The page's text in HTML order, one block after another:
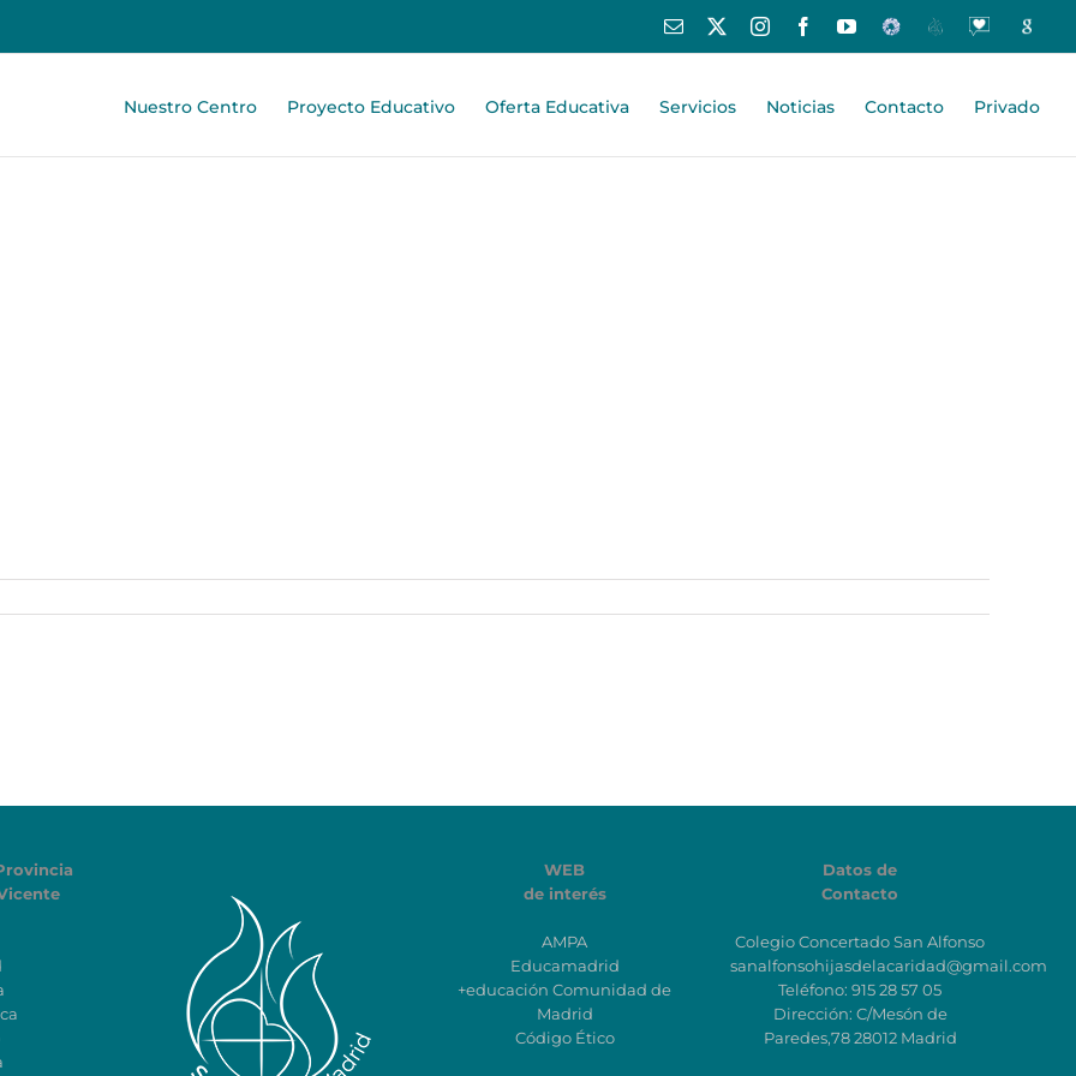
CorreoX InstagramFacebookYouTube
EducamosCentros
Centro
OracionesGoogle
Nuestro Centro Proyecto Educativo Oferta Educativa Servicios Noticias Contacto Privado
WEB
de interés
AMPA
Educamadrid
+educación Comunidad de
Madrid
Código Ético
Datos de
Contacto
Colegio Concertado San Alfonso
sanalfonsohijasdelacaridad@gmail.com
Teléfono: 915 28 57 05
Dirección: C/Mesón de
Paredes,78 28012 Madrid